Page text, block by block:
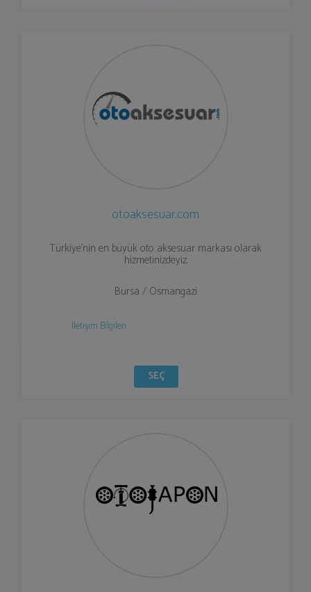
otoaksesuar.com
Türkiye'nin en büyük oto aksesuar markası olarak
hizmetinizdeyiz.
Bursa / Osmangazi
İletişim Bilgileri
SEÇ